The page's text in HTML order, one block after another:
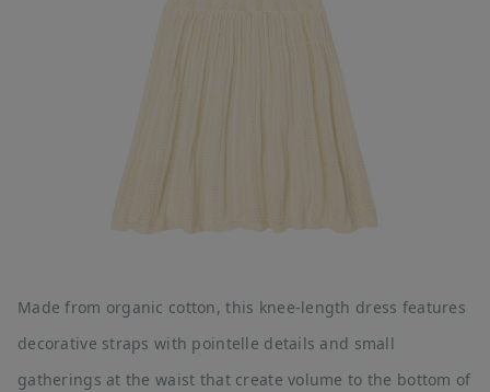
Made from organic cotton, this knee-length dress features
decorative straps with pointelle details and small
gatherings at the waist that create volume to the bottom of